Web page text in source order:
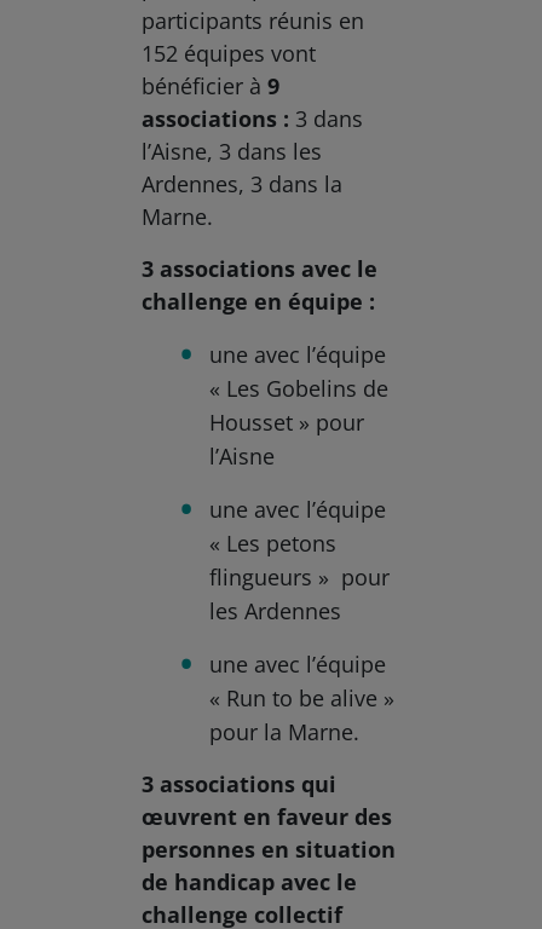
participants réunis en
152 équipes vont
bénéficier à9
associations : 3 dans
l’Aisne, 3 dans les
Ardennes, 3 dans la
Marne.
3 associations avec le
challenge en équipe :
une avec l’équipe
« Les Gobelins de
Housset » pour
l’Aisne
une avec l’équipe
« Les petons
flingueurs » pour
les Ardennes
une avec l’équipe
« Run to be alive »
pour la Marne.
3 associations qui
œuvrent en faveur des
personnes en situation
de handicap avec le
challenge collectif